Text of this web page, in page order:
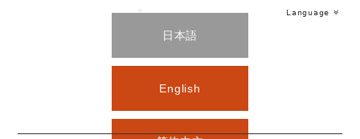
Language
日本語
English